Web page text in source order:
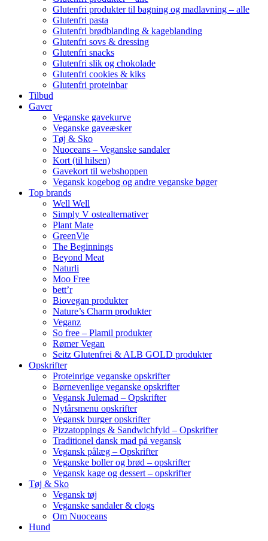
Glutenfri produkter til bagning og madlavning – alle
Glutenfri pasta
Glutenfri brødblanding & kageblanding
Glutenfri sovs & dressing
Glutenfri snacks
Glutenfri slik og chokolade
Glutenfri cookies & kiks
Glutenfri proteinbar
Tilbud
Gaver
Veganske gavekurve
Veganske gaveæsker
Tøj & Sko
Nuoceans – Veganske sandaler
Kort (til hilsen)
Gavekort til webshoppen
Vegansk kogebog og andre veganske bøger
Top brands
Well Well
Simply V ostealternativer
Plant Mate
GreenVie
The Beginnings
Beyond Meat
Naturli
Moo Free
bett’r
Biovegan produkter
Nature’s Charm produkter
Veganz
So free – Plamil produkter
Rømer Vegan
Seitz Glutenfrei & ALB GOLD produkter
Opskrifter
Proteinrige veganske opskrifter
Børnevenlige veganske opskrifter
Vegansk Julemad – Opskrifter
Nytårsmenu opskrifter
Vegansk burger opskrifter
Pizzatoppings & Sandwichfyld – Opskrifter
Traditionel dansk mad på vegansk
Vegansk pålæg – Opskrifter
Veganske boller og brød – opskrifter
Vegansk kage og dessert – opskrifter
Tøj & Sko
Vegansk tøj
Veganske sandaler & clogs
Om Nuoceans
Hund